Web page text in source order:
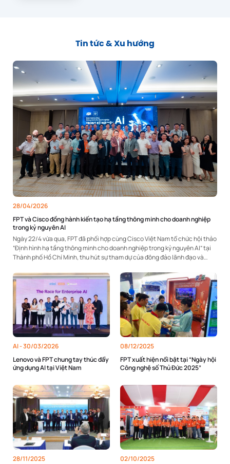
Tin tức & Xu hướng
28/04/2026
FPT và Cisco đồng hành kiến tạo hạ tầng thông minh cho doanh nghiệp
trong kỷ nguyên AI
Ngày 22/4 vừa qua, FPT đã phối hợp cùng Cisco Việt Nam tổ chức hội thảo
“Định hình hạ tầng thông minh cho doanh nghiệp trong kỷ nguyên AI” tại
Thành phố Hồ Chí Minh, thu hút sự tham dự của đông đảo lãnh đạo và
AI -30/03/2026
Lenovo và FPT chung tay thúc đẩy
ứng dụng AI tại Việt Nam
08/12/2025
FPT xuất hiện nổi bật tại “Ngày hội
Công nghệ số Thủ Đức 2025”
28/11/2025 02/10/2025